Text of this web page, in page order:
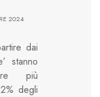
2024
dai
stanno
più
degli